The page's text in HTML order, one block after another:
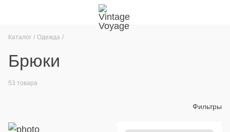
Каталог Одежда
Брюки
53 товара
Фильтры